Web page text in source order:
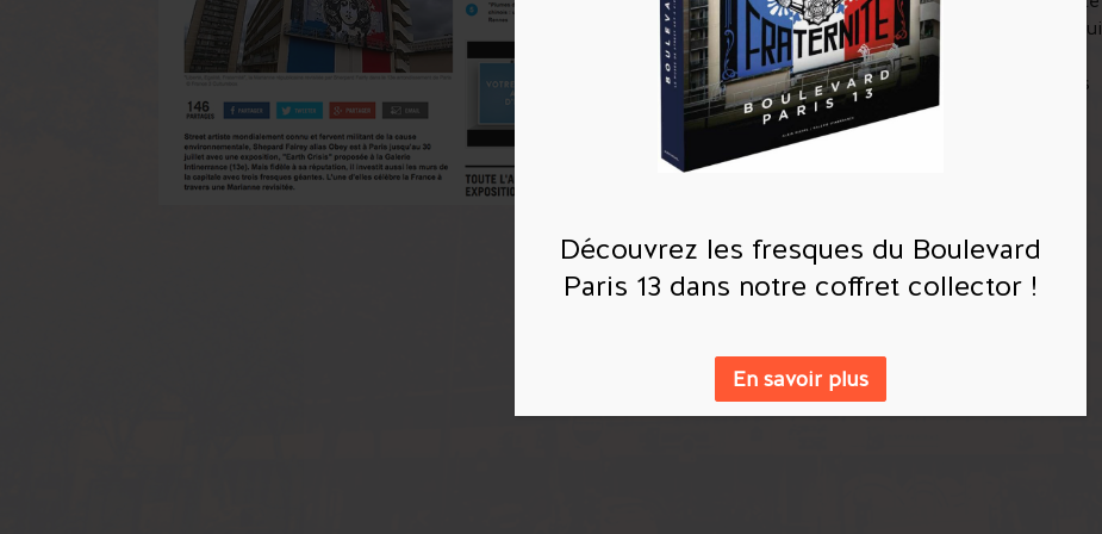
Balance, un mandala aux tons bleu et turquoise qui
rappelle l’air, l’eau et la végétation.
Une façon pour l’artiste d’alerter le public sur les
questions d’écologie.
Découvrez les fresques du Boulevard
Paris 13 dans notre coffret collector !
En savoir plus